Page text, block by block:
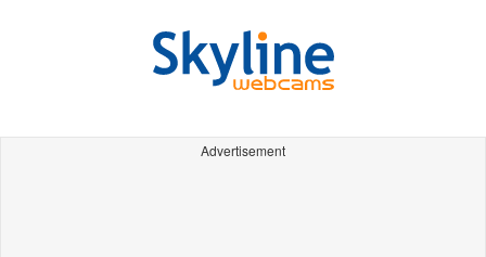
Advertisement